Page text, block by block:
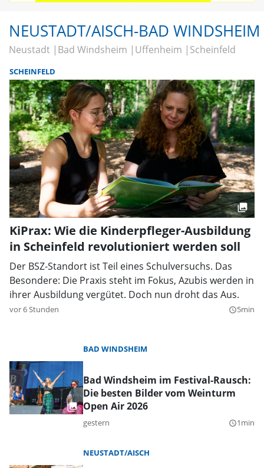
NEUSTADT/AISCH-BAD WINDSHEIM
Neustadt Bad Windsheim Uffenheim Scheinfeld
SCHEINFELD
KiPrax: Wie die Kinderpfleger-Ausbildung
in Scheinfeld revolutioniert werden soll
Der BSZ-Standort ist Teil eines Schulversuchs. Das
Besondere: Die Praxis steht im Fokus, Azubis werden in
ihrer Ausbildung vergütet. Doch nun droht das Aus.
vor 6 Stunden query_builder5min
BAD WINDSHEIM
Bad Windsheim im Festival-Rausch:
Die besten Bilder vom Weinturm
Open Air 2026
gestern query_builder1min
NEUSTADT/AISCH